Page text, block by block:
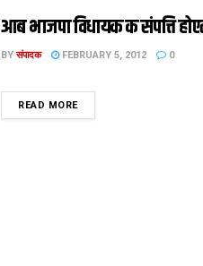
आब भाजपा विधायक क संपत्ति
BY संपादक FEBRUARY 5, 2012 0
READ MOREDETAILS